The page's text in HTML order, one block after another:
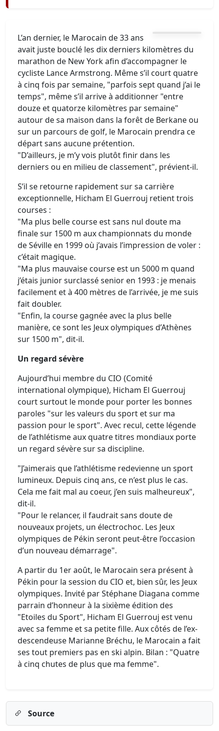
L’an dernier, le Marocain de 33 ans
avait juste bouclé les dix derniers kilomètres du
marathon de New York afin d’accompagner le
cycliste Lance Armstrong. Même s’il court quatre
à cinq fois par semaine, "parfois sept quand j’ai le
temps", même s’il arrive à additionner "entre
douze et quatorze kilomètres par semaine"
autour de sa maison dans la forêt de Berkane ou
sur un parcours de golf, le Marocain prendra ce
départ sans aucune prétention.
"D’ailleurs, je m’y vois plutôt finir dans les
derniers ou en milieu de classement", prévient-il.
S’il se retourne rapidement sur sa carrière
exceptionnelle, Hicham El Guerrouj retient trois
courses :
"Ma plus belle course est sans nul doute ma
finale sur 1500 m aux championnats du monde
de Séville en 1999 où j’avais l’impression de voler :
c’était magique.
"Ma plus mauvaise course est un 5000 m quand
j’étais junior surclassé senior en 1993 : je menais
facilement et à 400 mètres de l’arrivée, je me suis
fait doubler.
"Enfin, la course gagnée avec la plus belle
manière, ce sont les Jeux olympiques d’Athènes
sur 1500 m", dit-il.
Un regard sévère
Aujourd’hui membre du CIO (Comité
international olympique), Hicham El Guerrouj
court surtout le monde pour porter les bonnes
paroles "sur les valeurs du sport et sur ma
passion pour le sport". Avec recul, cette légende
de l’athlétisme aux quatre titres mondiaux porte
un regard sévère sur sa discipline.
"J’aimerais que l’athlétisme redevienne un sport
lumineux. Depuis cinq ans, ce n’est plus le cas.
Cela me fait mal au coeur, j’en suis malheureux",
dit-il.
"Pour le relancer, il faudrait sans doute de
nouveaux projets, un électrochoc. Les Jeux
olympiques de Pékin seront peut-être l’occasion
d’un nouveau démarrage".
A partir du 1er août, le Marocain sera présent à
Pékin pour la session du CIO et, bien sûr, les Jeux
olympiques. Invité par Stéphane Diagana comme
parrain d’honneur à la sixième édition des
"Etoiles du Sport", Hicham El Guerrouj est venu
avec sa femme et sa petite fille. Aux côtés de l’ex-
descendeuse Marianne Bréchu, le Marocain a fait
ses tout premiers pas en ski alpin. Bilan : "Quatre
à cinq chutes de plus que ma femme".
Source